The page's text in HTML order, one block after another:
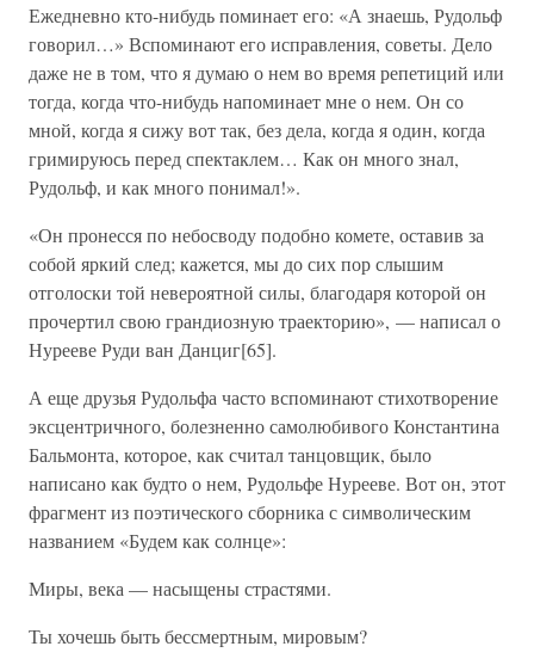
Ежедневно кто-нибудь поминает его: «А знаешь, Рудольф
говорил…» Вспоминают его исправления, советы. Дело
даже не в том, что я думаю о нем во время репетиций или
тогда, когда что-нибудь напоминает мне о нем. Он со
мной, когда я сижу вот так, без дела, когда я один, когда
гримируюсь перед спектаклем… Как он много знал,
Рудольф, и как много понимал!».
«Он пронесся по небосводу подобно комете, оставив за
собой яркий след; кажется, мы до сих пор слышим
отголоски той невероятной силы, благодаря которой он
прочертил свою грандиозную траекторию», — написал о
Нурееве Руди ван Данциг[65].
А еще друзья Рудольфа часто вспоминают стихотворение
эксцентричного, болезненно самолюбивого Константина
Бальмонта, которое, как считал танцовщик, было
написано как будто о нем, Рудольфе Нурееве. Вот он, этот
фрагмент из поэтического сборника с символическим
названием «Будем как солнце»:
Миры, века — насыщены страстями.
Ты хочешь быть бессмертным, мировым?